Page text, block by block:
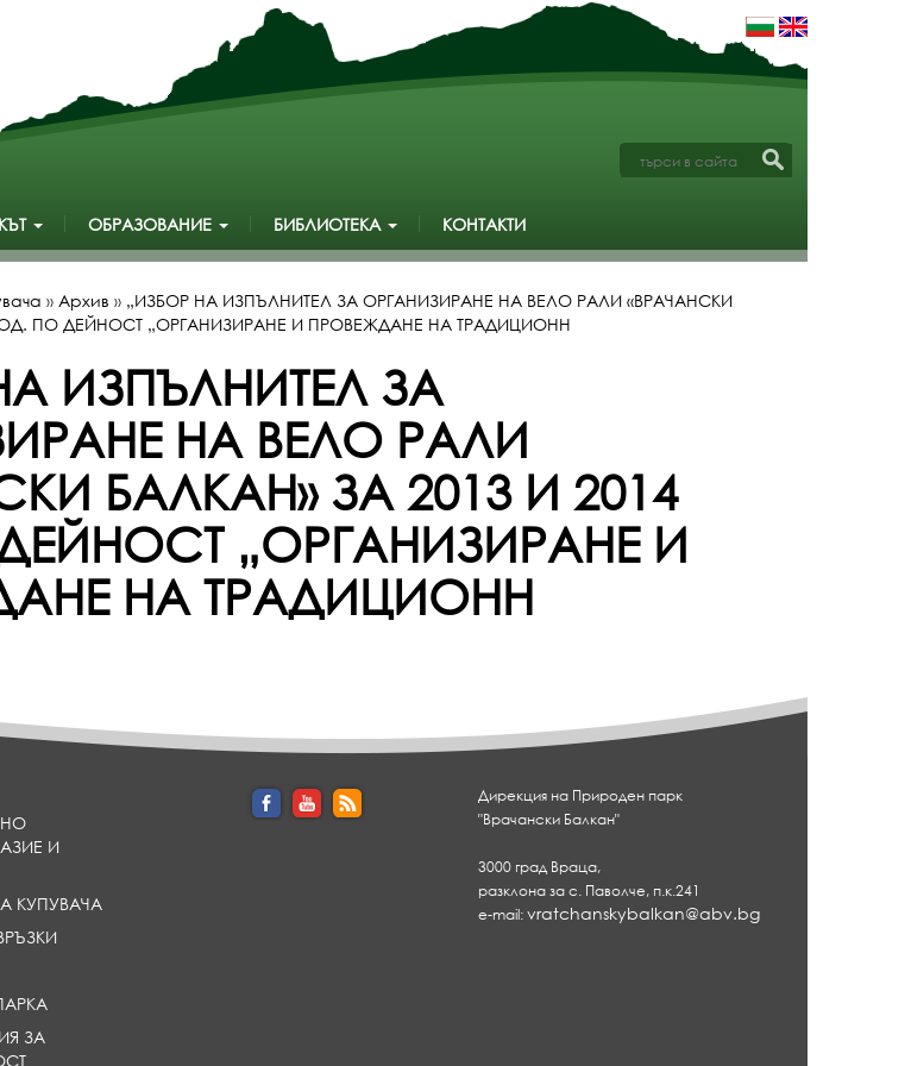
ОБРАЗОВАНИЕ БИБЛИОТЕКА КОНТАКТИ
» Архив » „ИЗБОР НА ИЗПЪЛНИТЕЛ ЗА ОРГАНИЗИРАНЕ НА ВЕЛО РАЛИ «ВРАЧАНСКИ
ПО ДЕЙНОСТ „ОРГАНИЗИРАНЕ И ПРОВЕЖДАНЕ НА ТРАДИЦИОНН
ИЗПЪЛНИТЕЛ ЗА
НА ВЕЛО РАЛИ
БАЛКАН» ЗА 2013 И 2014
„ОРГАНИЗИРАНЕ И
НА ТРАДИЦИОНН
И
КУПУВАЧА
ЗА
Дирекция на Природен парк
"Врачански Балкан"
3000 град Враца,
разклона за с. Паволче, п.к.241
e-mail:vratchanskybalkan@abv.bg